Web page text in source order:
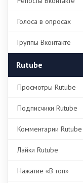
Голоса в опросах
Группы Вконтакте
Rutube
Просмотры Rutube
Подписчики Rutube
Комментарии Rutube
Лайки Rutube
Нажатие «В топ»